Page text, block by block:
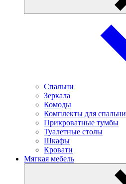
Спальни
Зеркала
Комоды
Комплекты для спальни
Прикроватные тумбы
Туалетные столы
Шкафы
Кровати
Мягкая мебель